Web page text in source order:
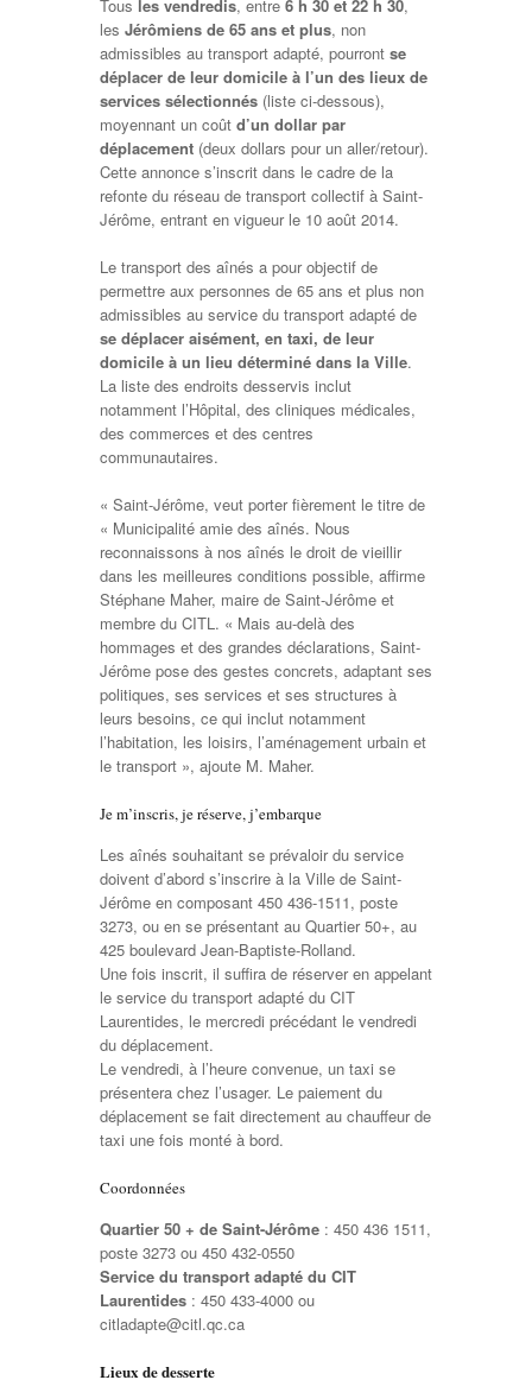
Tous les vendredis, entre 6 h 30 et 22 h 30,
les Jérômiens de 65 ans et plus, non
admissibles au transport adapté, pourront se
déplacer de leur domicile à l’un des lieux de
services sélectionnés (liste ci-dessous),
moyennant un coût d’un dollar par
déplacement (deux dollars pour un aller/retour).
Cette annonce s’inscrit dans le cadre de la
refonte du réseau de transport collectif à Saint-
Jérôme, entrant en vigueur le 10 août 2014.
Le transport des aînés a pour objectif de
permettre aux personnes de 65 ans et plus non
admissibles au service du transport adapté de
se déplacer aisément, en taxi, de leur
domicile à un lieu déterminé dans la Ville.
La liste des endroits desservis inclut
notamment l’Hôpital, des cliniques médicales,
des commerces et des centres
communautaires.
« Saint-Jérôme, veut porter fièrement le titre de
« Municipalité amie des aînés. Nous
reconnaissons à nos aînés le droit de vieillir
dans les meilleures conditions possible, affirme
Stéphane Maher, maire de Saint-Jérôme et
membre du CITL. « Mais au-delà des
hommages et des grandes déclarations, Saint-
Jérôme pose des gestes concrets, adaptant ses
politiques, ses services et ses structures à
leurs besoins, ce qui inclut notamment
l’habitation, les loisirs, l’aménagement urbain et
le transport », ajoute M. Maher.
Je m’inscris, je réserve, j’embarque
Les aînés souhaitant se prévaloir du service
doivent d’abord s’inscrire à la Ville de Saint-
Jérôme en composant 450 436-1511, poste
3273, ou en se présentant au Quartier 50+, au
425 boulevard Jean-Baptiste-Rolland.
Une fois inscrit, il suffira de réserver en appelant
le service du transport adapté du CIT
Laurentides, le mercredi précédant le vendredi
du déplacement.
Le vendredi, à l’heure convenue, un taxi se
présentera chez l’usager. Le paiement du
déplacement se fait directement au chauffeur de
taxi une fois monté à bord.
Coordonnées
Quartier 50 + de Saint-Jérôme : 450 436 1511,
poste 3273 ou 450 432-0550
Service du transport adapté du CIT
Laurentides : 450 433-4000 ou
citladapte@citl.qc.ca
Lieux de desserte